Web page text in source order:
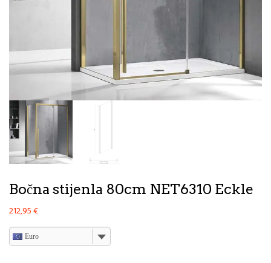
Bočna stijenla 80cm NET6310 Eckle
212,95€
Euro